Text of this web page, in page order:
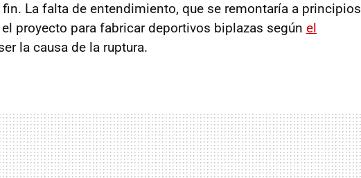
La falta de entendimiento, que se remontaría a principios
proyecto para fabricar deportivos biplazas según el
la causa de la ruptura.